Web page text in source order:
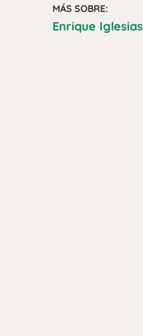
MÁS SOBRE:
Enrique Iglesias